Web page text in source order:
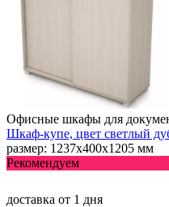
Офисные шкафы для
Шкаф-купе, цвет светлый
размер: 1237х400х1205 мм
Рекомендуем
доставка от 1 дня